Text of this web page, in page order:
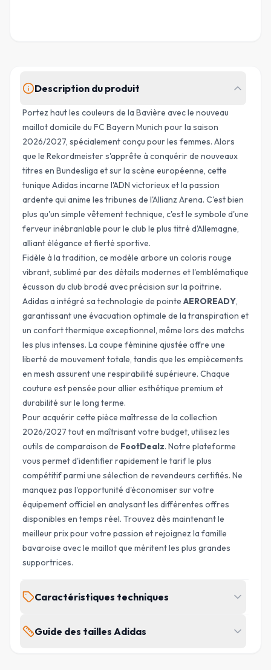
Description du produit
Portez haut les couleurs de la Bavière avec le nouveau
maillot domicile du FC Bayern Munich pour la saison
2026/2027, spécialement conçu pour les femmes. Alors
que le Rekordmeister s'apprête à conquérir de nouveaux
titres en Bundesliga et sur la scène européenne, cette
tunique Adidas incarne l'ADN victorieux et la passion
ardente qui anime les tribunes de l'Allianz Arena. C'est bien
plus qu'un simple vêtement technique, c'est le symbole d'une
ferveur inébranlable pour le club le plus titré d'Allemagne,
alliant élégance et fierté sportive.
Fidèle à la tradition, ce modèle arbore un coloris rouge
vibrant, sublimé par des détails modernes et l'emblématique
écusson du club brodé avec précision sur la poitrine.
Adidas a intégré sa technologie de pointe AEROREADY,
garantissant une évacuation optimale de la transpiration et
un confort thermique exceptionnel, même lors des matchs
les plus intenses. La coupe féminine ajustée offre une
liberté de mouvement totale, tandis que les empiècements
en mesh assurent une respirabilité supérieure. Chaque
couture est pensée pour allieresthétique premium et
durabilité sur le long terme.
Pour acquérir cette pièce maîtresse de la collection
2026/2027 tout en maîtrisant votre budget, utilisez les
outils de comparaison de FootDealz. Notre plateforme
vous permet d'identifier rapidement le tarif le plus
compétitif parmi une sélection de revendeurs certifiés. Ne
manquez pas l'opportunité d'économiser sur votre
équipement officiel en analysant les différentes offres
disponibles en temps réel. Trouvez dès maintenant le
meilleur prix pour votre passion et rejoignez la famille
bavaroise avec le maillot que méritent les plus grandes
supportrices.
Caractéristiques techniques
Adidas
Guide des tailles Adidas